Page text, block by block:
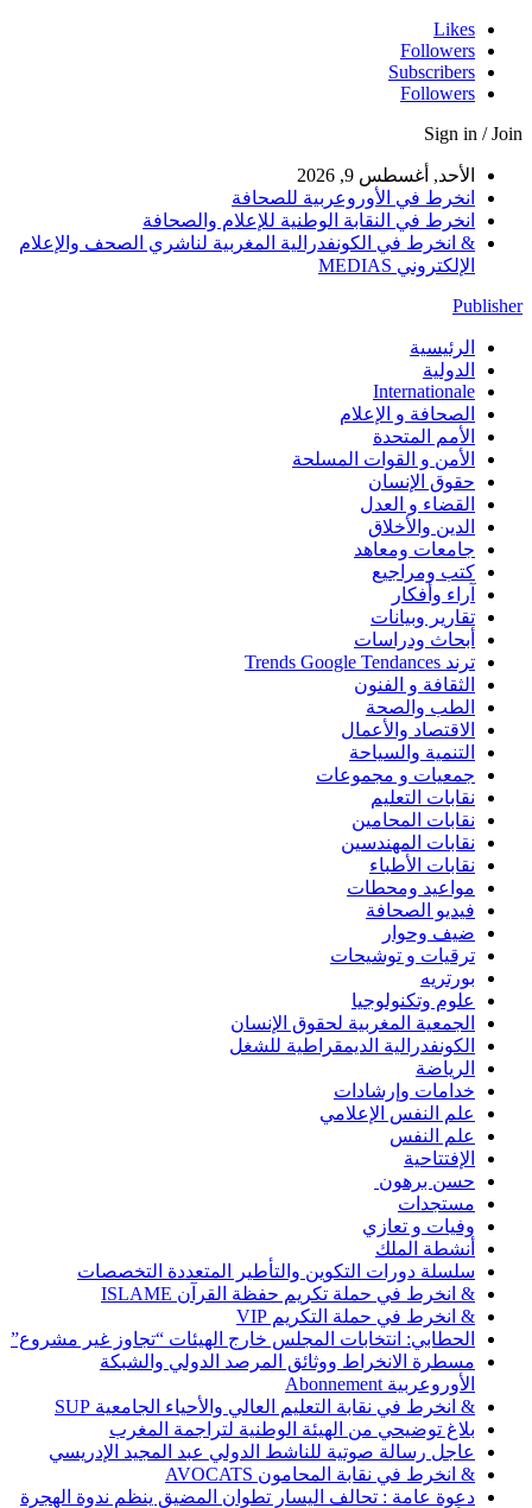
Likes
Followers
Subscribers
Followers
Sign in / Join
الأحد, أغسطس 9, 2026
انخرط في الأوروعربية للصحافة
انخرط في النقابة الوطنية للإعلام والصحافة
& انخرط في الكونفدرالية المغربية لناشري الصحف والإعلام
الإلكتروني MEDIAS
Publisher
الرئيسية
الدولية
Internationale
الصحافة و الإعلام
الأمم المتحدة
الأمن و القوات المسلحة
حقوق الإنسان
القضاء و العدل
الدين والأخلاق
جامعات ومعاهد
كتب ومراجيع
آراء وأفكار
تقارير وبيانات
أبحاث ودراسات
ترند Trends Google Tendances
الثقافة و الفنون
الطب والصحة
الاقتصاد والأعمال
التنمية والسياحة
جمعيات و مجموعات
نقابات التعليم
نقابات المحامين
نقابات المهندسين
نقابات الأطباء
مواعيد ومحطات
فيديو الصحافة
ضيف وحوار
ترقيات و توشيحات
بورتريه
علوم وتكنولوجيا
الجمعية المغربية لحقوق الإنسان
الكونفدرالية الديمقراطية للشغل
الرياضة
خدامات وإرشادات
علم النفس الإعلامي
علم النفس
الإفتتاحية
حسن برهون
مستجدات
وفيات و تعازي
أنشطة الملك
سلسلة دورات التكوين والتأطير المتعددة التخصصات
& انخرط في حملة تكريم حفظة القرآن ISLAME
& انخرط في حملة التكريم VIP
الحطابي: انتخابات المجلس خارج الهيئات “تجاوز غير مشروع”
مسطرة الانخراط ووثائق المرصد الدولي والشبكة
الأوروعربية Abonnement
& انخرط في نقابة التعليم العالي والأحياء الجامعية SUP
بلاغ توضيحي من الهيئة الوطنية لتراجمة المغرب
عاجل رسالة صوتية للناشط الدولي عبد المجيد الإدريسي
& انخرط في نقابة المحامون AVOCATS
دعوة عامة : تحالف اليسار تطوان المضيق ينظم ندوة الهجرة